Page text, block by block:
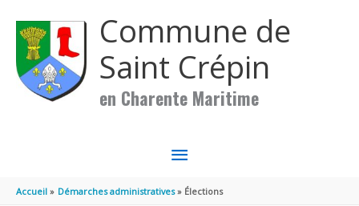
Commune de
Saint Crépin
en Charente Maritime
MENU
PRINCIPAL
Accueil Démarches administratives Élections